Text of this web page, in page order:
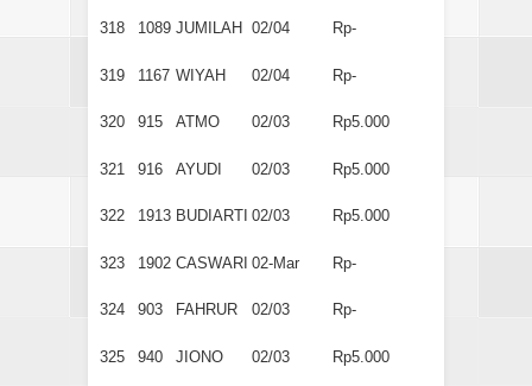
318 1089 JUMILAH 02/04 Rp-
319 1167 WIYAH 02/04 Rp-
320 915 ATMO 02/03 Rp5.000
321 916 AYUDI 02/03 Rp5.000
322 1913 BUDIARTI 02/03 Rp5.000
323 1902 CASWARI 02-Mar Rp-
324 903 FAHRUR 02/03 Rp-
325 940 JIONO 02/03 Rp5.000